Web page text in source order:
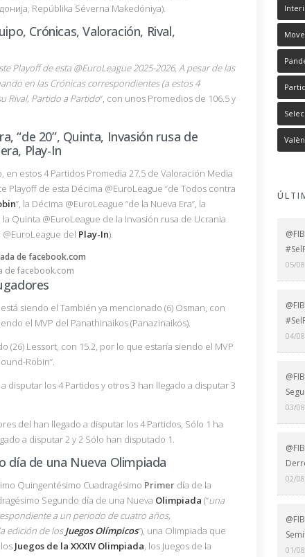
Repúblika Séverna Makedóniya).
Crónicas, Valoración, Rival,
Playoff de esta @EuroLeague2025-2026, A pesar de las
en las Crónicas correspondientes (a estos 4
Rival, Partido a Partido”, con unos Promedios de 106.5 y
“de 20”, Quinta, Invasión rusa de
Play-In
estos 4 Partidos Promedia 27.5 de Valoración Media
Playoff de esta Décima @EuroLeague “de Todos contra
”, la Décima @EuroLeague “de la Nueva Era”, la
Quinta @EuroLeague de la Invasión rusa de Ucrania
del Play-In).
de facebook.com
siendo el También ya mencionado (6) Osman, con
el MVP del Panathinaikos (Panazinaikós).
(26) Lessort, con 15.2, por lo que estaría siendo el MVP
Robin”.
disputar los 4 Partidos y otros 3 han llegado a disputar 3
del han llegado a disputar los 4 Partidos, Sólo 1 ha
a disputar 2 y 2 Sólo han disputado 1.
día de una Nueva Olimpiada
Quingentésimo Cuadragésimo Primer día de la
Segundo día de una Nueva Olimpiada (“una
a un periodo de cuatro años,
edición de losJuegos Olímpicos”), una Olimpiada que
Juegos de la XXXIV Olimpiada, los Juegos de la
05/
04/
03/
02/
01/